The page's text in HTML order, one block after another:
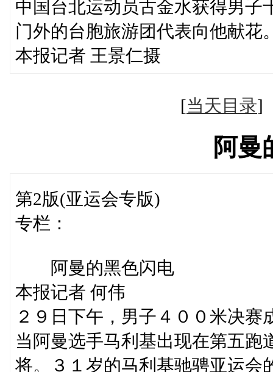
中国台北运动员古金水获得男子
门外的台胞旅游团代表向他献花
本报记者 王景仁摄
[当天目录
阿曼
第2版(亚运会专版)
专栏：
阿曼的黑色闪电
本报记者 何伟
２９日下午，男子４００米决
当阿曼选手马利基出现在第五跑
将。３１岁的马利基驰骋亚运会